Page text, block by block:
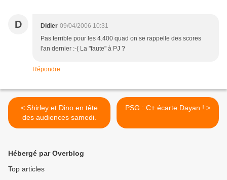
D Didier 09/04/2006 10:31
Pas terrible pour les 4.400 quad on se rappelle des scores
l'an dernier :-( La "faute" à PJ ?
Répondre
< Shirley et Dino en tête
des audiences samedi.
PSG : C+ écarte Dayan ! >
Hébergé par Overblog
Top articles